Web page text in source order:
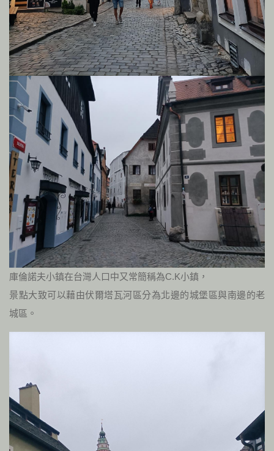
庫倫諾夫小鎮在台灣人口中又常簡稱為C.K小鎮，
景點大致可以藉由伏爾塔瓦河區分為北邊的城堡區與南邊的老
城區。